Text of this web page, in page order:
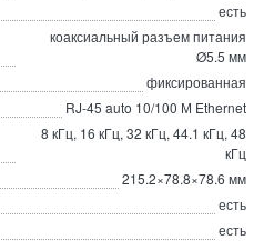
есть
коаксиальный разъем питания
Ø5.5 мм
фиксированная
RJ-45 auto 10/100 М Ethernet
8 кГц, 16 кГц, 32 кГц, 44.1 кГц, 48
кГц
215.2×78.8×78.6 мм
есть
есть